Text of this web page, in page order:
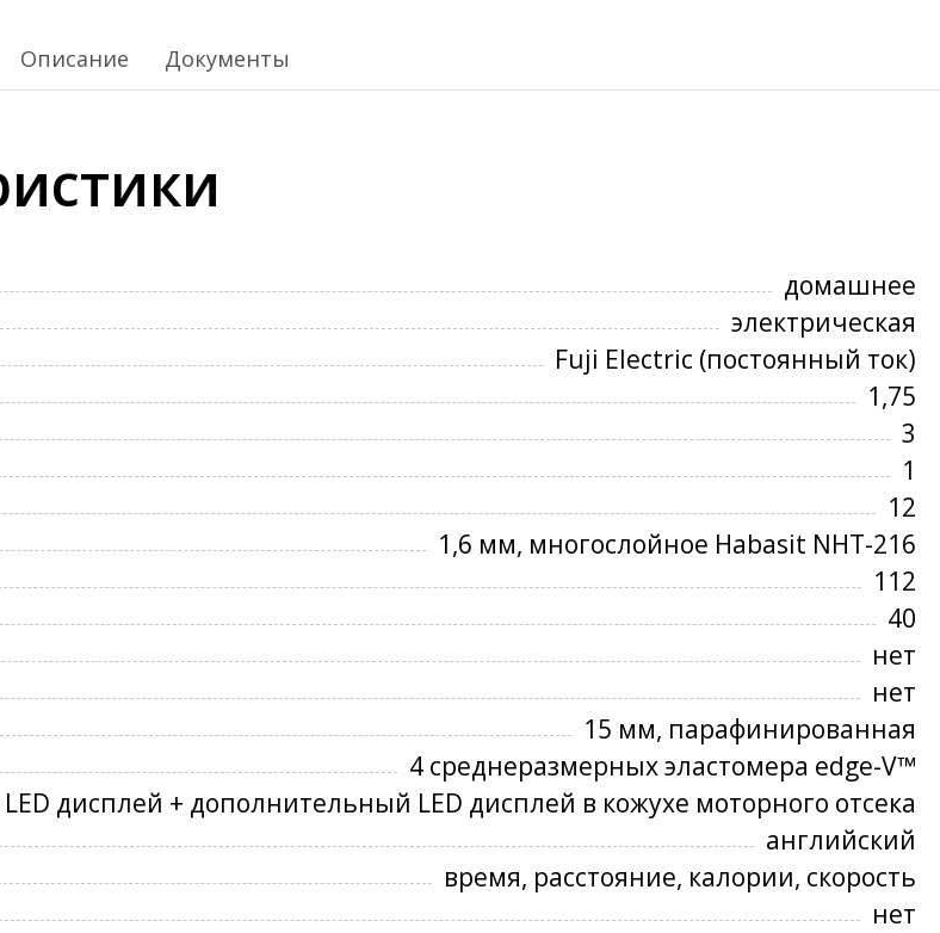
Описание Документы
домашнее
электрическая
Fuji Electric (постоянный ток)
1,75
3
1
12
1,6 мм, многослойное Habasit NНT-216
112
40
нет
нет
15 мм, парафинированная
4 среднеразмерных эластомера edge-V™
дисплей + дополнительный LED дисплей в кожухе моторного отсека
английский
время, расстояние, калории, скорость
нет